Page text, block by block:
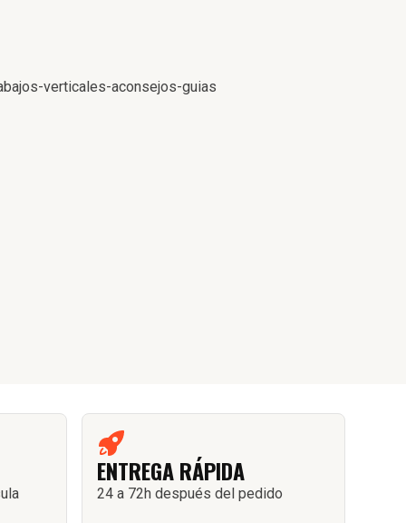
ENTREGA RÁPIDA
24 a 72h después del pedido